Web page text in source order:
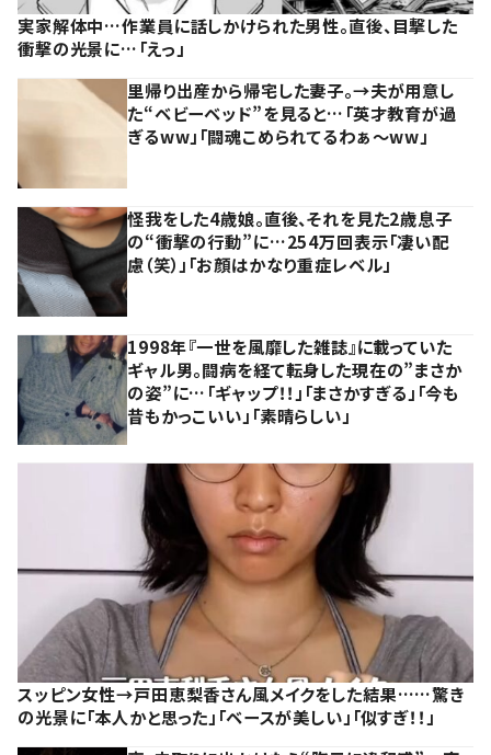
実家解体中…作業員に話しかけられた男性。直後、目撃した
衝撃の光景に…「えっ」
里帰り出産から帰宅した妻子。→夫が用意し
た“ベビーベッド”を見ると…「英才教育が過
ぎるww」「闘魂こめられてるわぁ～ww」
怪我をした4歳娘。直後、それを見た2歳息子
の“衝撃の行動”に…254万回表示「凄い配
慮（笑）」「お顔はかなり重症レベル」
1998年『一世を風靡した雑誌』に載っていた
ギャル男。闘病を経て転身した現在の”まさか
の姿”に…「ギャップ！！」「まさかすぎる」「今も
昔もかっこいい」「素晴らしい」
スッピン女性→戸田恵梨香さん風メイクをした結果……驚き
の光景に「本人かと思った」「ベースが美しい」「似すぎ！！」